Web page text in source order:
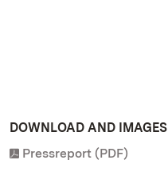
DOWNLOAD AND IMAGES
Pressreport (PDF)